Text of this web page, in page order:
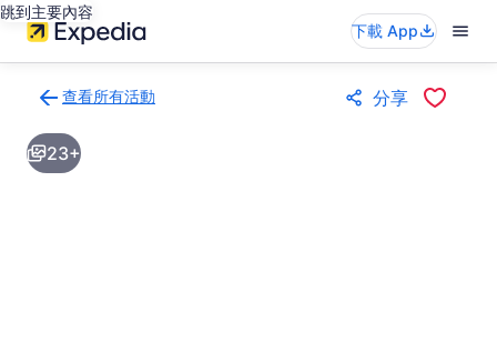
跳到主要內容
下載 App
查看所有活動
回
活
動
分享
23+